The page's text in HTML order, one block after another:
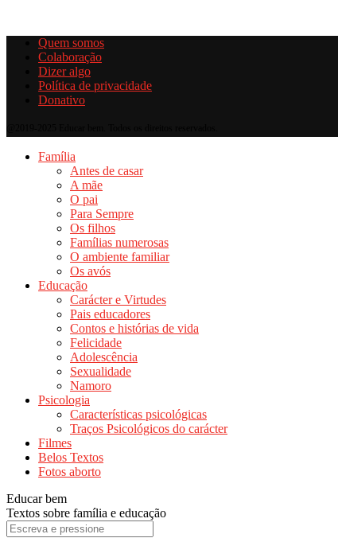
Quem somos
Colaboração
Dizer algo
Política de privacidade
Donativo
Família
Antes de casar
A mãe
O pai
Para Sempre
Os filhos
Famílias numerosas
O ambiente familiar
Os avós
Educação
Carácter e Virtudes
Pais educadores
Contos e histórias de vida
Felicidade
Adolescência
Sexualidade
Namoro
Psicologia
Características psicológicas
Traços Psicológicos do carácter
Filmes
Belos Textos
Fotos aborto
Educar bem
Textos sobre família e educação